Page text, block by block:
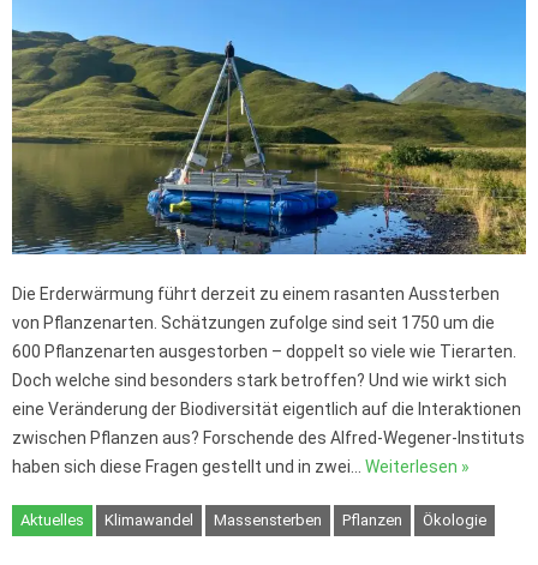
Die Erderwärmung führt derzeit zu einem rasanten Aussterben
von Pflanzenarten. Schätzungen zufolge sind seit 1750 um die
600 Pflanzenarten ausgestorben – doppelt so viele wie Tierarten.
Doch welche sind besonders stark betroffen? Und wie wirkt sich
eine Veränderung der Biodiversität eigentlich auf die Interaktionen
zwischen Pflanzen aus? Forschende des Alfred-Wegener-Instituts
haben sich diese Fragen gestellt und in zwei… Weiterlesen »
Aktuelles Klimawandel Massensterben Pflanzen Ökologie